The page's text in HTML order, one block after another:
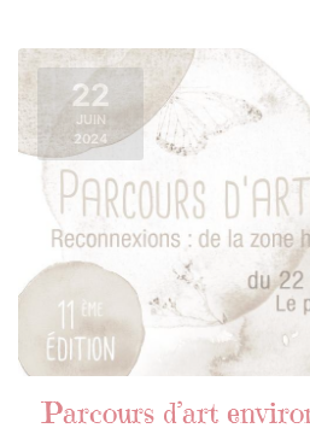
22
JUIN
2024
Parcours d’art